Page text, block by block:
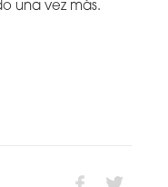
una vez más.